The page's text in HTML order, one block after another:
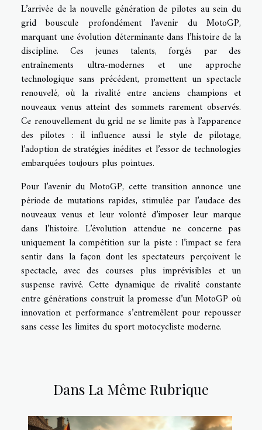
L’arrivée de la nouvelle génération de pilotes au sein du
grid bouscule profondément l’avenir du MotoGP,
marquant une évolution déterminante dans l’histoire de la
discipline. Ces jeunes talents, forgés par des
entraînements ultra-modernes et une approche
technologique sans précédent, promettent un spectacle
renouvelé, où la rivalité entre anciens champions et
nouveaux venus atteint des sommets rarement observés.
Ce renouvellement du grid ne se limite pas à l’apparence
des pilotes : il influence aussi le style de pilotage,
l’adoption de stratégies inédites et l’essor de technologies
embarquées toujours plus pointues.
Pour l’avenir du MotoGP, cette transition annonce une
période de mutations rapides, stimulée par l’audace des
nouveaux venus et leur volonté d’imposer leur marque
dans l’histoire. L’évolution attendue ne concerne pas
uniquement la compétition sur la piste : l’impact se fera
sentir dans la façon dont les spectateurs perçoivent le
spectacle, avec des courses plus imprévisibles et un
suspense ravivé. Cette dynamique de rivalité constante
entre générations construit la promesse d’un MotoGP où
innovation et performance s’entremêlent pour repousser
sans cesse les limites du sport motocycliste moderne.
Dans La Même Rubrique